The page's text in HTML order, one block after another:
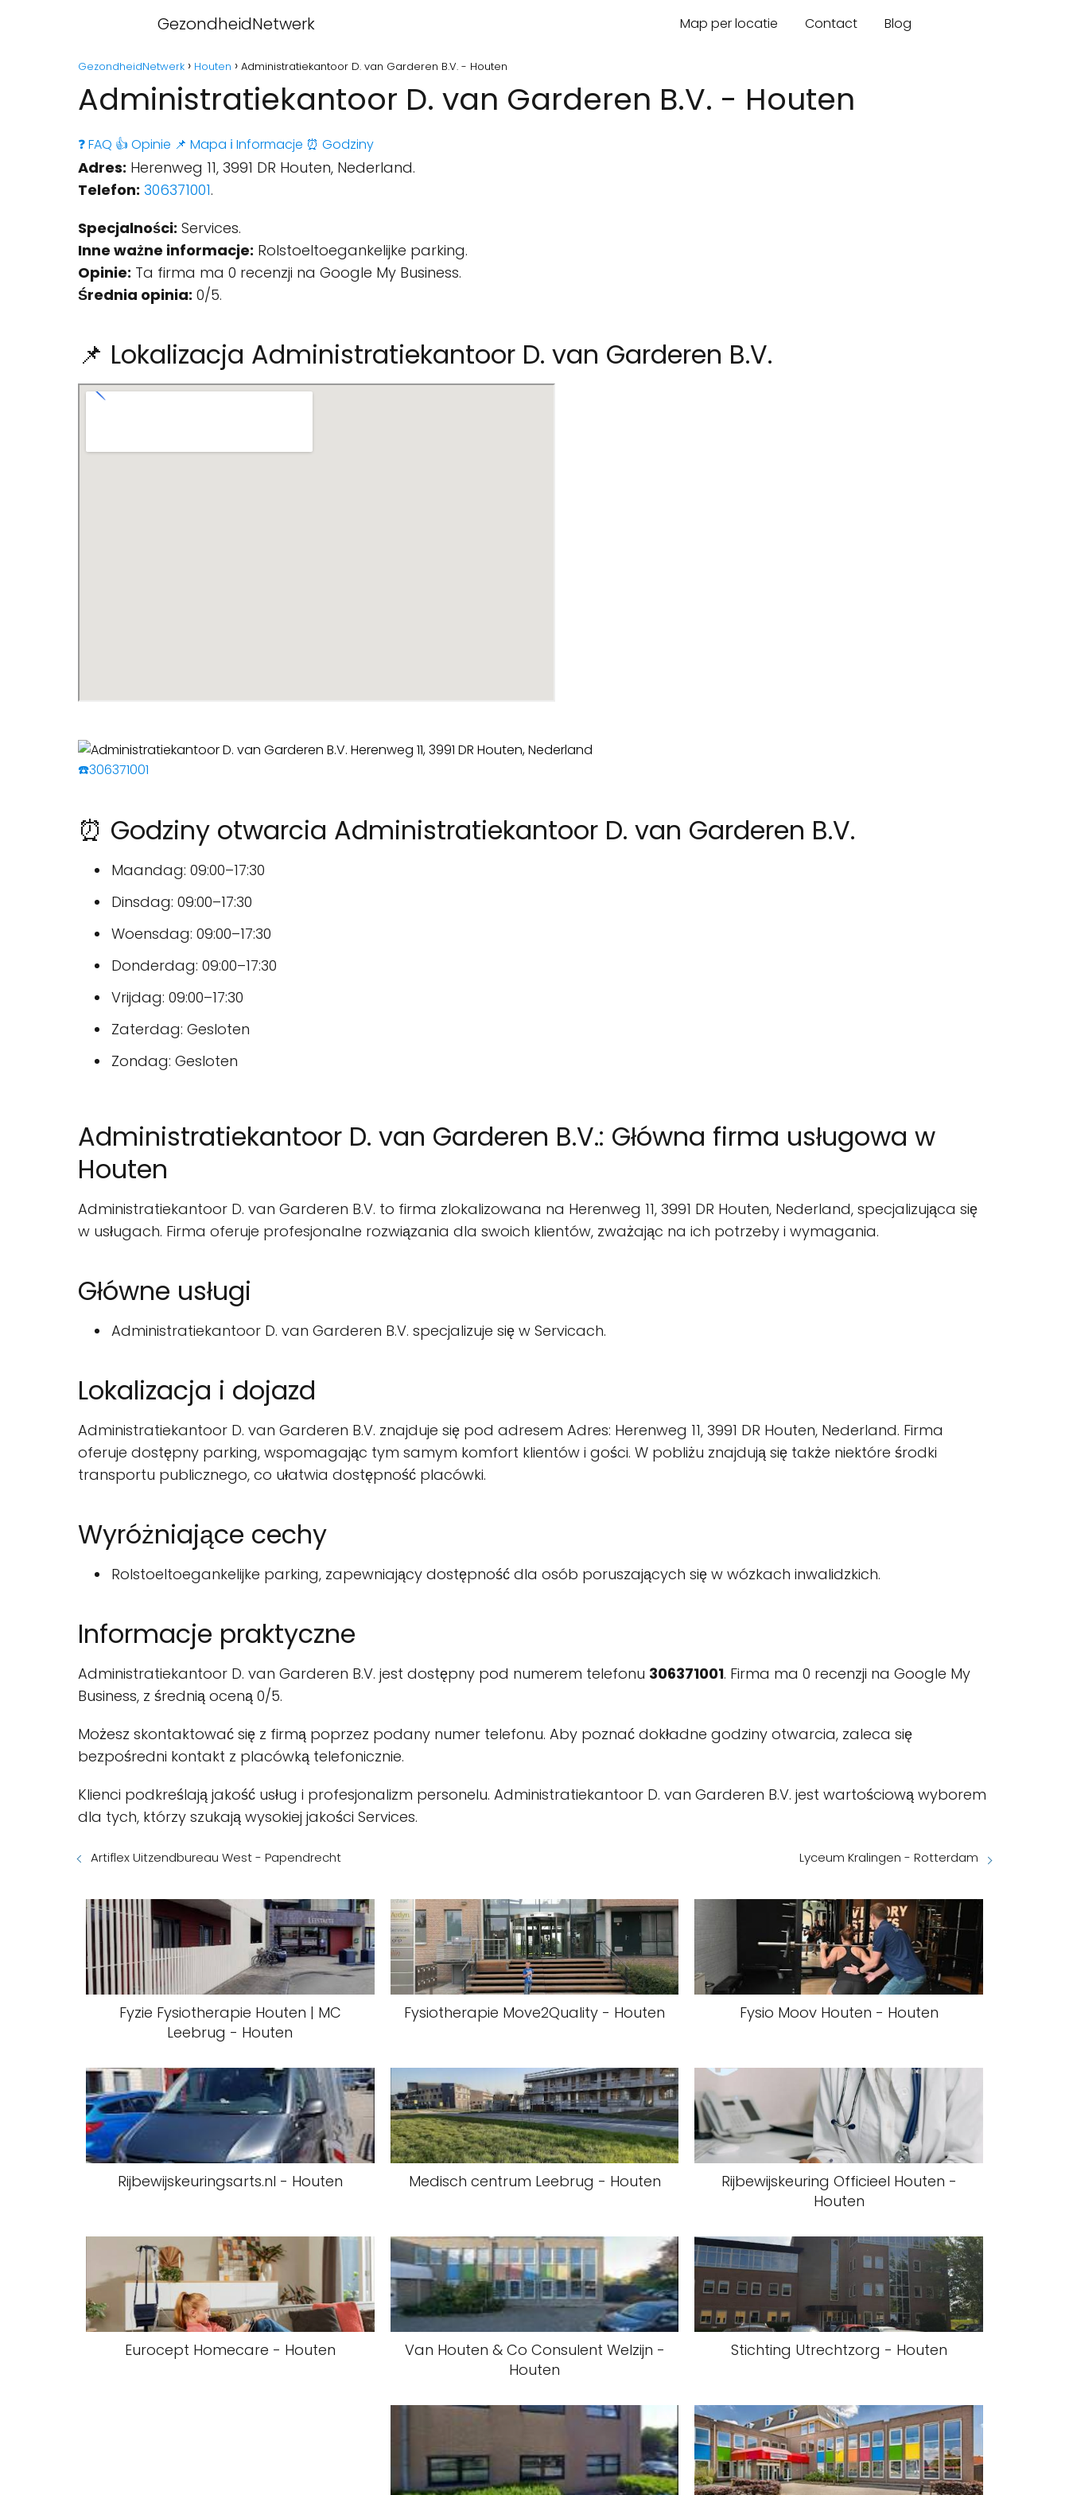
GezondheidNetwerk Map per locatie Contact Blog
GezondheidNetwerk Houten Administratiekantoor D. van Garderen B.V. - Houten
Administratiekantoor D. van Garderen B.V. - Houten
❓ FAQ 👍 Opinie 📌 Mapa ℹ️ Informacje ⏰ Godziny
Adres: Herenweg 11, 3991 DR Houten, Nederland.
Telefon: 306371001.
Specjalności: Services.
Inne ważne informacje: Rolstoeltoegankelijke parking.
Opinie: Ta firma ma 0 recenzji na Google My Business.
Średnia opinia: 0/5.
📌 Lokalizacja Administratiekantoor D. van Garderen B.V.
☎️306371001
⏰ Godziny otwarcia Administratiekantoor D. van Garderen B.V.
Maandag: 09:00–17:30
Dinsdag: 09:00–17:30
Woensdag: 09:00–17:30
Donderdag: 09:00–17:30
Vrijdag: 09:00–17:30
Zaterdag: Gesloten
Zondag: Gesloten
Administratiekantoor D. van Garderen B.V.: Główna firma usługowa w
Houten
Administratiekantoor D. van Garderen B.V. to firma zlokalizowana na Herenweg 11, 3991 DR Houten, Nederland, specjalizująca się
w usługach. Firma oferuje profesjonalne rozwiązania dla swoich klientów, zważając na ich potrzeby i wymagania.
Główne usługi
Administratiekantoor D. van Garderen B.V. specjalizuje się w Servicach.
Lokalizacja i dojazd
Administratiekantoor D. van Garderen B.V. znajduje się pod adresem Adres: Herenweg 11, 3991 DR Houten, Nederland. Firma
oferuje dostępny parking, wspomagając tym samym komfort klientów i gości. W pobliżu znajdują się także niektóre środki
transportu publicznego, co ułatwia dostępność placówki.
Wyróżniające cechy
Rolstoeltoegankelijke parking, zapewniający dostępność dla osób poruszających się w wózkach inwalidzkich.
Informacje praktyczne
Administratiekantoor D. van Garderen B.V. jest dostępny pod numerem telefonu 306371001. Firma ma 0 recenzji na Google My
Business, z średnią oceną 0/5.
Możesz skontaktować się z firmą poprzez podany numer telefonu. Aby poznać dokładne godziny otwarcia, zaleca się
bezpośredni kontakt z placówką telefonicznie.
Klienci podkreślają jakość usług i profesjonalizm personelu. Administratiekantoor D. van Garderen B.V. jest wartościową wyborem
dla tych, którzy szukają wysokiej jakości Services.
Artiflex Uitzendbureau West - Papendrecht Lyceum Kralingen - Rotterdam
Fyzie Fysiotherapie Houten | MC
Leebrug - Houten
Fysiotherapie Move2Quality - Houten Fysio Moov Houten - Houten
Rijbewijskeuringsarts.nl - Houten Medisch centrum Leebrug - Houten
Rijbewijskeuring Officieel Houten -
Houten
Eurocept Homecare - Houten
Van Houten & Co Consulent Welzijn -
Houten
Stichting Utrechtzorg - Houten